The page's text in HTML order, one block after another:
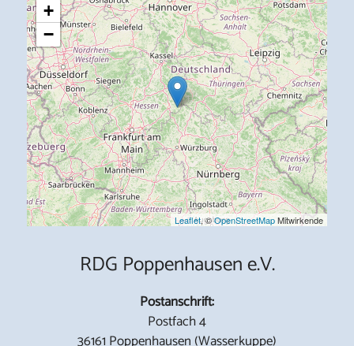
+
−
Leaflet, ©OpenStreetMapMitwirkende
RDG Poppenhausen e.V.
Postanschrift:
Postfach 4
36161 Poppenhausen (Wasserkuppe)